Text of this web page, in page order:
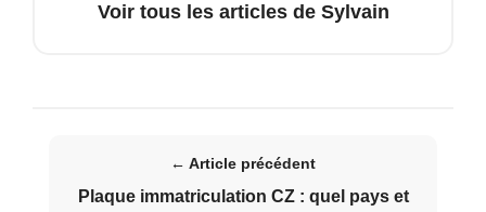
Voir tous les articles de Sylvain
← Article précédent
Plaque immatriculation CZ : quel pays et